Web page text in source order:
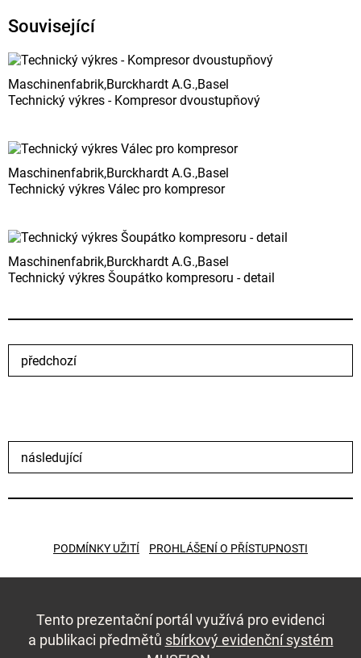
Související
Maschinenfabrik,Burckhardt A.G.,Basel
Technický výkres - Kompresor dvoustupňový
Maschinenfabrik,Burckhardt A.G.,Basel
Technický výkres Válec pro kompresor
Maschinenfabrik,Burckhardt A.G.,Basel
Technický výkres Šoupátko kompresoru - detail
předchozí
následující
PODMÍNKY UŽITÍ PROHLÁŠENÍ O PŘÍSTUPNOSTI
Tento prezentační portál využívá pro evidenci
a publikaci předmětů sbírkový evidenční systém